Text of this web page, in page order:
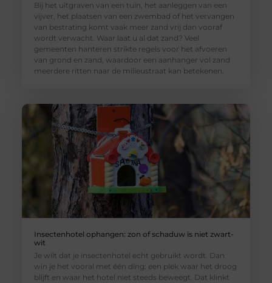
Bij het uitgraven van een tuin, het aanleggen van een
vijver, het plaatsen van een zwembad of het vervangen
van bestrating komt vaak meer zand vrij dan vooraf
wordt verwacht. Waar laat u al dat zand? Veel
gemeenten hanteren strikte regels voor het afvoeren
van grond en zand, waardoor een aanhanger vol zand
meerdere ritten naar de milieustraat kan betekenen.
Insectenhotel ophangen: zon of schaduw is niet zwart-
wit
Je wilt dat je insectenhotel echt gebruikt wordt. Dan
win je het vooral met één ding: een plek waar het droog
blijft en waar het hotel niet steeds beweegt. Dat klinkt